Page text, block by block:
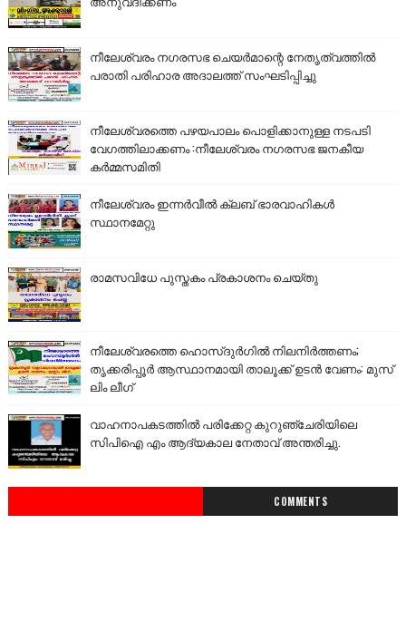
നീലേശ്വരം നഗരസഭ ചെയർമാന്റെ നേതൃത്വത്തിൽ
പരാതി പരിഹാര അദാലത്ത് സംഘടിപ്പിച്ചു
നീലേശ്വരത്തെ പഴയപാലം പൊളിക്കാനുള്ള നടപടി
വേഗത്തിലാക്കണം :നീലേശ്വരം നഗരസഭ ജനകീയ
കർമ്മസമിതി
നീലേശ്വരം ഇന്നർവീൽ ക്ലബ് ഭാരവാഹികൾ
സ്ഥാനമേറ്റു
രാമസവിധേ പുസ്തകം പ്രകാശനം ചെയ്തു
നീലേശ്വരത്തെ ഹൊസ്ദുർഗിൽ നിലനിർത്തണം;
തൃക്കരിപ്പൂർ ആസ്ഥാനമായി താലൂക്ക് ഉടൻ വേണം: മുസ്
ലിം ലീഗ്
വാഹനാപകടത്തിൽ പരിക്കേറ്റ കുറുഞ്ചേരിയിലെ
സിപിഐ എം ആദ്യകാല നേതാവ് അന്തരിച്ചു.
COMMENTS